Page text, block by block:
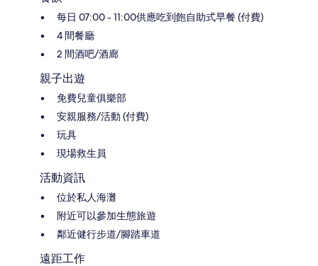
每日 07:00 - 11:00供應吃到飽自助式早餐 (付費)
4 間餐廳
2 間酒吧/酒廊
親子出遊
免費兒童俱樂部
安親服務/活動 (付費)
玩具
現場救生員
活動資訊
位於私人海灘
附近可以參加生態旅遊
鄰近健行步道/腳踏車道
遠距工作